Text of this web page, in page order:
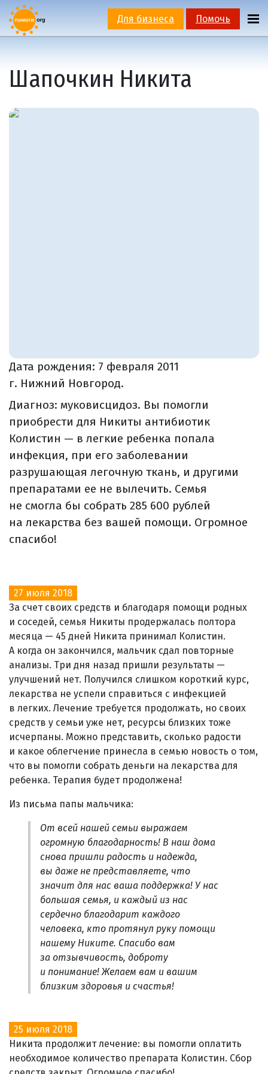
Для бизнеса Помочь
Шапочкин Никита
Дата рождения: 7 февраля 2011
г. Нижний Новгород.
Диагноз: муковисцидоз. Вы помогли
приобрести для Никиты антибиотик
Колистин — в легкие ребенка попала
инфекция, при его заболевании
разрушающая легочную ткань, и другими
препаратами ее не вылечить. Семья
не смогла бы собрать 285 600 рублей
на лекарства без вашей помощи. Огромное
спасибо!
27 июля 2018
За счет своих средств и благодаря помощи родных
и соседей, семья Никиты продержалась полтора
месяца — 45 дней Никита принимал Колистин.
А когда он закончился, мальчик сдал повторные
анализы. Три дня назад пришли результаты —
улучшений нет. Получился слишком короткий курс,
лекарства не успели справиться с инфекцией
в легких. Лечение требуется продолжать, но своих
средств у семьи уже нет, ресурсы близких тоже
исчерпаны. Можно представить, сколько радости
и какое облегчение принесла в семью новость о том,
что вы помогли собрать деньги на лекарства для
ребенка. Терапия будет продолжена!
Из письма папы мальчика:
От всей нашей семьи выражаем
огромную благодарность! В наш дома
снова пришли радость и надежда,
вы даже не представляете, что
значит для нас ваша поддержка! У нас
большая семья, и каждый из нас
сердечно благодарит каждого
человека, кто протянул руку помощи
нашему Никите. Спасибо вам
за отзывчивость, доброту
и понимание! Желаем вам и вашим
близким здоровья и счастья!
25 июля 2018
Никита продолжит лечение: вы помогли оплатить
необходимое количество препарата Колистин. Сбор